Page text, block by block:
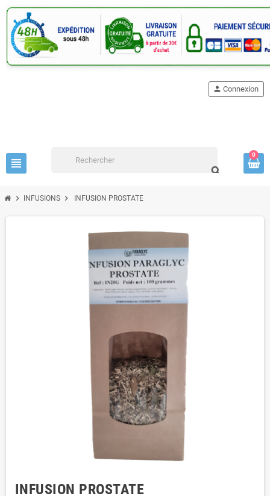
view_headline
search
person Connexion
0
chevron_right INFUSIONS chevron_right INFUSION PROSTATE
INFUSION PROSTATE